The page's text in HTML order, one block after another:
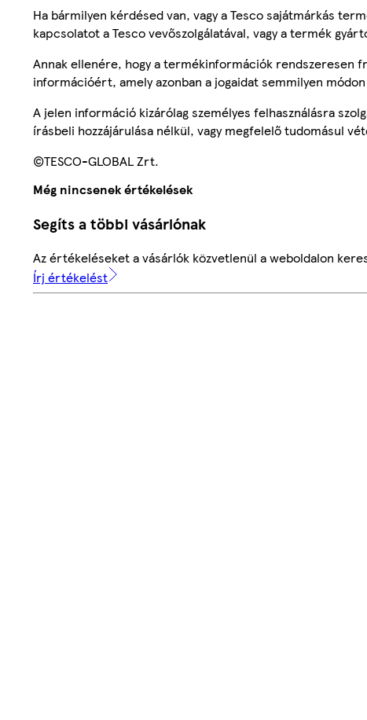
Ha bármilyen kérdésed van, vagy a Tesco sajátmárkás
kapcsolatot a Tesco vevőszolgálatával, vagy a termék
Annak ellenére, hogy a termékinformációk rendszeresen
információért, amely azonban a jogaidat semmilyen
A jelen információ kizárólag személyes felhasználásra
írásbeli hozzájárulása nélkül, vagy megfelelő tudomásul
©TESCO-GLOBAL Zrt.
Még nincsenek értékelések
Segíts a többi vásárlónak
Az értékeléseket a vásárlók közvetlenül a weboldalon
Írj értékelést